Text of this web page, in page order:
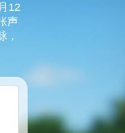
12
声
，